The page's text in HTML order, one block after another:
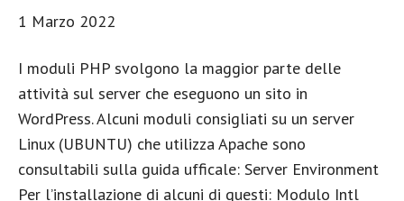
1 Marzo 2022
I moduli PHP svolgono la maggior parte delle
attività sul server che eseguono un sito in
WordPress. Alcuni moduli consigliati su un server
Linux (UBUNTU) che utilizza Apache sono
consultabili sulla guida ufficale: Server Environment
Per l’installazione di alcuni di questi: Modulo Intl